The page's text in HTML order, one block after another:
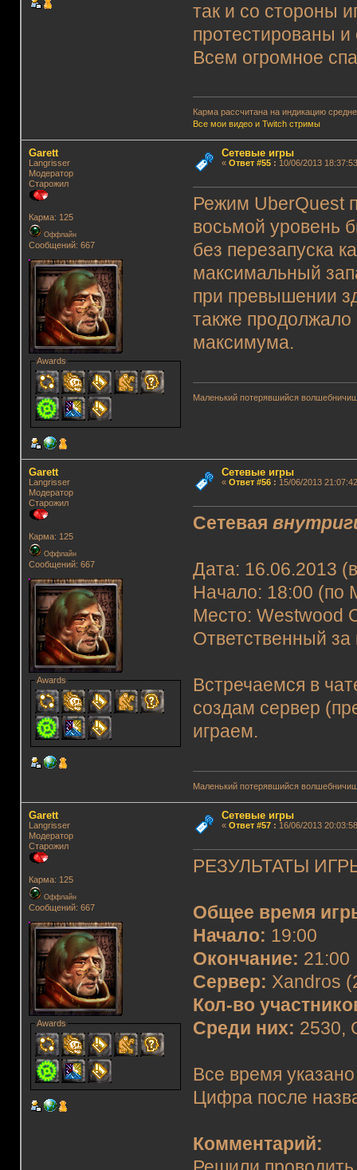
так и со стороны
протестированы
Всем огромное
Карма рассчитана на индикацию
Все мои видео и Twitch стримы
Garett
Langrisser
Модератор
Старожил
Карма: 125
Оффлайн
Сообщений: 667
Awards
Сетевые игры
« Ответ #55: 10/06/2013
Режим UberQuest
восьмой уровень
без перезапуска
максимальный
при превышении
также продолжало
максимума.
Маленький потерявшийся
Garett
Langrisser
Модератор
Старожил
Карма: 125
Оффлайн
Сообщений: 667
Awards
Сетевые игры
« Ответ #56: 15/06/2013
Сетевая
Дата: 16.06.2013
Начало: 18:00 (по
Место: Westwood
Ответственный
Встречаемся в
создам сервер
играем.
Маленький потерявшийся
Garett
Langrisser
Модератор
Старожил
Карма: 125
Оффлайн
Сообщений: 667
Awards
Сетевые игры
« Ответ #57: 16/06/2013
РЕЗУЛЬТАТЫ
Общее время
Начало: 19:00
Окончание: 21:00
Сервер: Xandros
Кол-во
Среди них: 2530,
Все время
Цифра после
Комментарий: